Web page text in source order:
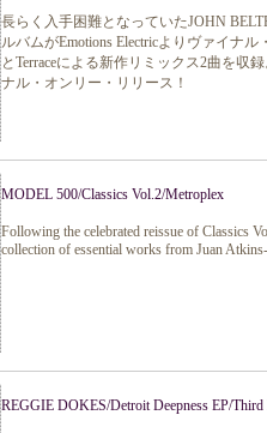
長らく入手困難となっていたJOHN
ルバムがEmotions Electricよりヴァイナ
とTerraceによる新作リミックス2曲を収
ナル・オンリー・リリース！
MODEL 500/Classics Vol.2/Metroplex
Following the celebrated reissue of Classics
collection of essential works from Juan
REGGIE DOKES/Detroit Deepness EP/Third